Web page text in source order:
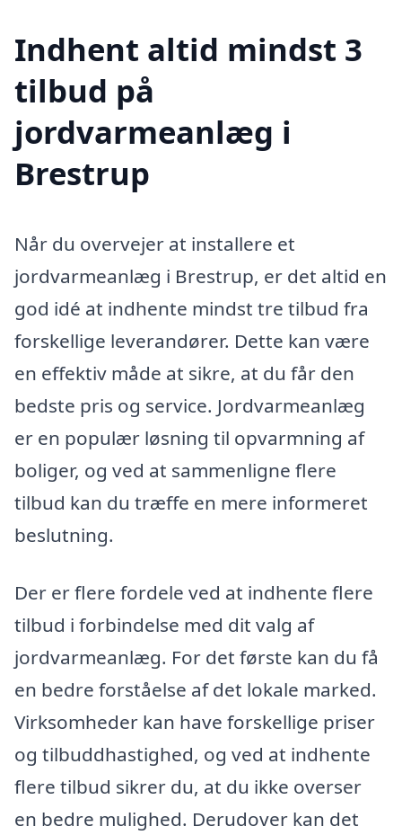
Indhent altid mindst 3
tilbud på
jordvarmeanlæg i
Brestrup
Når du overvejer at installere et
jordvarmeanlæg i Brestrup, er det altid en
god idé at indhente mindst tre tilbud fra
forskellige leverandører. Dette kan være
en effektiv måde at sikre, at du får den
bedste pris og service. Jordvarmeanlæg
er en populær løsning til opvarmning af
boliger, og ved at sammenligne flere
tilbud kan du træffe en mere informeret
beslutning.
Der er flere fordele ved at indhente flere
tilbud i forbindelse med dit valg af
jordvarmeanlæg. For det første kan du få
en bedre forståelse af det lokale marked.
Virksomheder kan have forskellige priser
og tilbuddhastighed, og ved at indhente
flere tilbud sikrer du, at du ikke overser
en bedre mulighed. Derudover kan det